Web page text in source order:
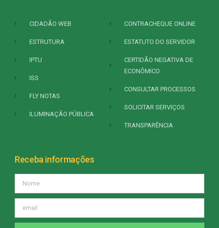
CIDADÃO WEB
ESTRUTURA
IPTU
ISS
FLY NOTAS
ILUMINAÇÃO PÚBLICA
CONTRACHEQUE ONLINE
ESTATUTO DO SERVIDOR
CERTIDÃO NEGATIVA DE
ECONÔMICO
CONSULTAR PROCESSOS
SOLICITAR SERVIÇOS
TRANSPARÊNCIA
Receba informações